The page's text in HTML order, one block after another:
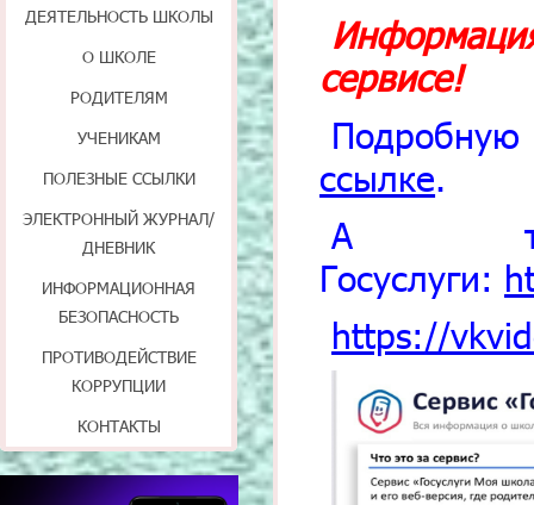
ДЕЯТЕЛЬНОСТЬ ШКОЛЫ
О ШКОЛЕ
РОДИТЕЛЯМ
УЧЕНИКАМ
ПОЛЕЗНЫЕ ССЫЛКИ
ЭЛЕКТРОННЫЙ ЖУРНАЛ/
ДНЕВНИК
ИНФОРМАЦИОННАЯ
БЕЗОПАСНОСТЬ
ПРОТИВОДЕЙСТВИЕ
КОРРУПЦИИ
КОНТАКТЫ
сервисе!
ссылке.
А
Госуслуги:
https://